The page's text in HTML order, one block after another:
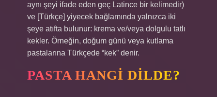
aynı şeyi ifade eden geç Latince bir kelimedir)
ve [Türkçe] yiyecek bağlamında yalnızca iki
şeye atıfta bulunur: krema ve/veya dolgulu tatlı
kekler. Örneğin, doğum günü veya kutlama
pastalarına Türkçede “kek” denir.
PASTA HANGI DILDE?